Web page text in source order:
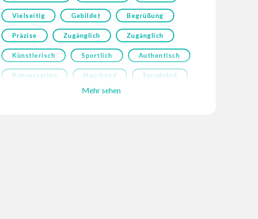
Vielseitig Gebildet Begrüßung
Präzise Zugänglich Zugänglich
Künstlerisch Sportlich Authentisch
Konversation Hauchend Sprudelnd
Mehr sehen